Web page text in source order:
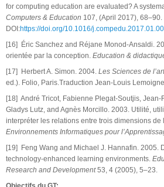
for computing education are evaluated? A
Computers & Education 107, (April 2017), 68–90.
DOI:https://doi.org/10.1016/
[16] Éric Sanchez and Réjane Monod-Ansaldi.
orientée par la conception. Education &
[17] Herbert A. Simon. 2004. Les Sciences de
ed.). Folio, Paris.Traduction Jean-Louis
[18] André Tricot, Fabienne Plegat-Soutjis, Jean-
Gladys Lutz, and Agnès Morcillo. 2003. Utilité,
interpréter les relations entre trois dimensions de
Environnements Informatiques pour
[19] Feng Wang and Michael J. Hannafin. 2005.
technology-enhanced learning environments.
Research and Development53, 4 (2005), 5–23.